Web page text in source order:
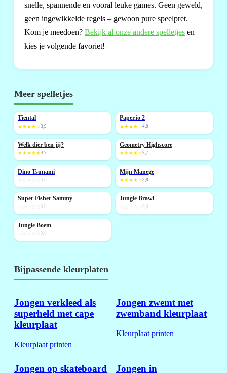
snelle, spannende en vooral leuke games. Geen geweld,
geen ingewikkelde regels – gewoon pure speelpret.
Kom je meedoen? Bekijk al onze andere spelletjes en
kies je volgende favoriet!
Meer spelletjes
NIEUW
Tiental
★★★★☆3,9
Paper.io 2
★★★★☆4,0
NIEUW
Welk dier ben jij?
★★★★★4,7
NIEUW
Geometry Highscore
★★★★☆3,7
NIEUW
Dino Tsunami
0,0
Mijn Manege
★★★★☆3,8
NIEUW
Super Fisher Sammy
0,0
NIEUW
Jungle Brawl
0,0
NIEUW
Jungle Boem
0,0
Bijpassende kleurplaten
Jongen verkleed als
superheld met cape
kleurplaat
Kleurplaat printen
Jongen zwemt met
zwemband kleurplaat
Kleurplaat printen
Jongen op skateboard Jongen in